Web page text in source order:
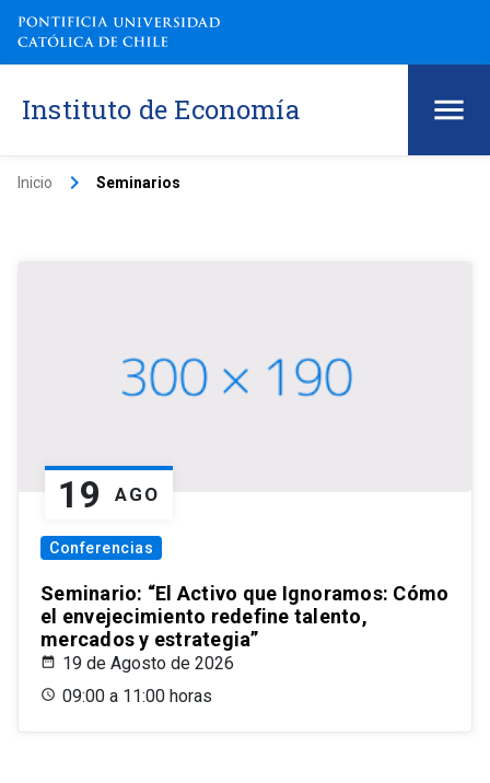
Instituto de Economía
Inicio keyboard_arrow_right Seminarios
19 AGO
Conferencias
Seminario: “El Activo que Ignoramos: Cómo
el envejecimiento redefine talento,
mercados y estrategia”
19 de Agosto de 2026
09:00 a 11:00 horas